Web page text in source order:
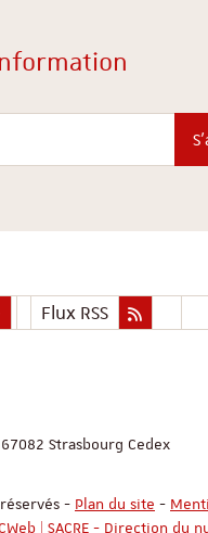
Flux RSS
Strasbourg Cedex
- Plan du site -
| SACRE - Direction du